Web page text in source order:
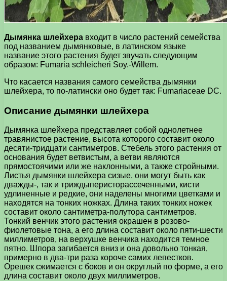
Дымянка шлейхера входит в число растений семейства
под названием дымянковые, в латинском языке
название этого растения будет звучать следующим
образом: Fumaria schleicheri Soy.-Willem.
Что касается названия самого семейства дымянки
шлейхера, то по-латински оно будет так: Fumariaceae DC.
Описание дымянки шлейхера
Дымянка шлейхера представляет собой однолетнее
травянистое растение, высота которого составит около
десяти-тридцати сантиметров. Стебель этого растения от
основания будет ветвистым, а ветви являются
прямостоячими или же наклонными, а также стройными.
Листья дымянки шлейхера сизые, они могут быть как
дважды-, так и триждыперисторассеченными, кисти
удлиненные и редкие, они наделены многими цветками и
находятся на тонких ножках. Длина таких тонких ножек
составит около сантиметра-полутора сантиметров.
Тонкий венчик этого растения окрашен в розово-
фиолетовые тона, а его длина составит около пяти-шести
миллиметров, на верхушке венчика находится темное
пятно. Шпора загибается вниз и она довольно тонкая,
примерно в два-три раза короче самих лепестков.
Орешек сжимается с боков и он округлый по форме, а его
длина составит около двух миллиметров.